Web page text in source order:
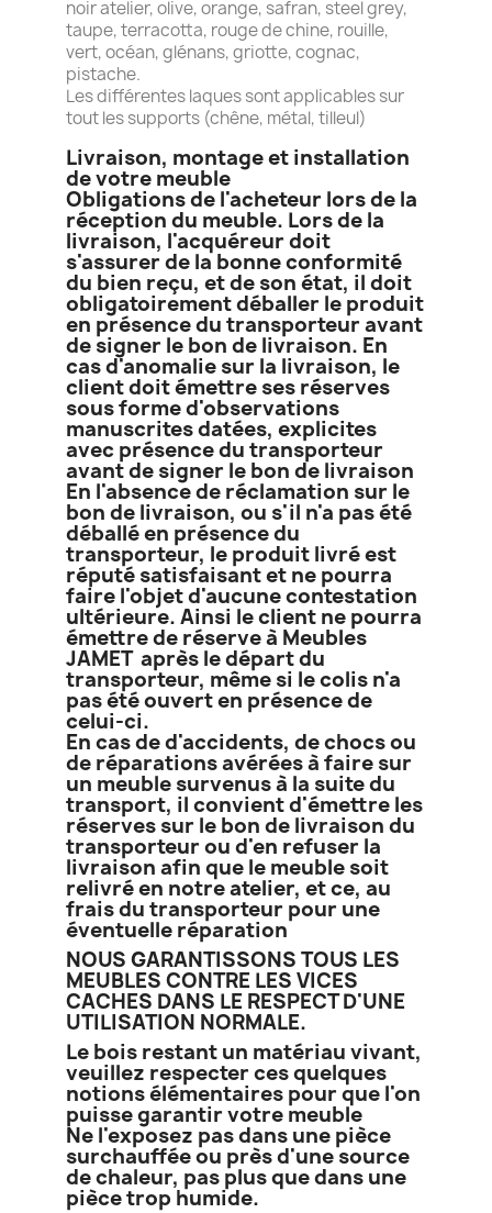
noir atelier, olive, orange, safran, steel grey,
taupe, terracotta, rouge de chine, rouille,
vert, océan, glénans, griotte, cognac,
pistache.
Les différentes laques sont applicables sur
tout les supports (chêne, métal, tilleul)
Livraison, montage et installation
de votre meuble
Obligations de l'acheteur lors de la
réception du meuble. Lors de la
livraison, l'acquéreur doit
s'assurer de la bonne conformité
du bien reçu, et de son état, il doit
obligatoirement déballer le produit
en présence du transporteur avant
de signer le bon de livraison. En
cas d'anomalie sur la livraison, le
client doit émettre ses réserves
sous forme d'observations
manuscrites datées, explicites
avec présence du transporteur
avant de signer le bon de livraison
En l'absence de réclamation sur le
bon de livraison, ou s'il n'a pas été
déballé en présence du
transporteur, le produit livré est
réputé satisfaisant et ne pourra
faire l'objet d'aucune contestation
ultérieure. Ainsi le client ne pourra
émettre de réserve à Meubles
JAMET après le départ du
transporteur, même si le colis n'a
pas été ouvert en présence de
celui-ci.
En cas de d'accidents, de chocs ou
de réparations avérées à faire sur
un meuble survenus à la suite du
transport, il convient d'émettre les
réserves sur le bon de livraison du
transporteur ou d'en refuser la
livraison afin que le meuble soit
relivré en notre atelier, et ce, au
frais du transporteur pour une
éventuelle réparation
NOUS GARANTISSONS TOUS LES
MEUBLES CONTRE LES VICES
CACHES DANS LE RESPECT D'UNE
UTILISATION NORMALE.
Le bois restant un matériau vivant,
veuillez respecter ces quelques
notions élémentaires pour que l'on
puisse garantir votre meuble
Ne l'exposez pas dans une pièce
surchauffée ou près d'une source
de chaleur, pas plus que dans une
pièce trop humide.